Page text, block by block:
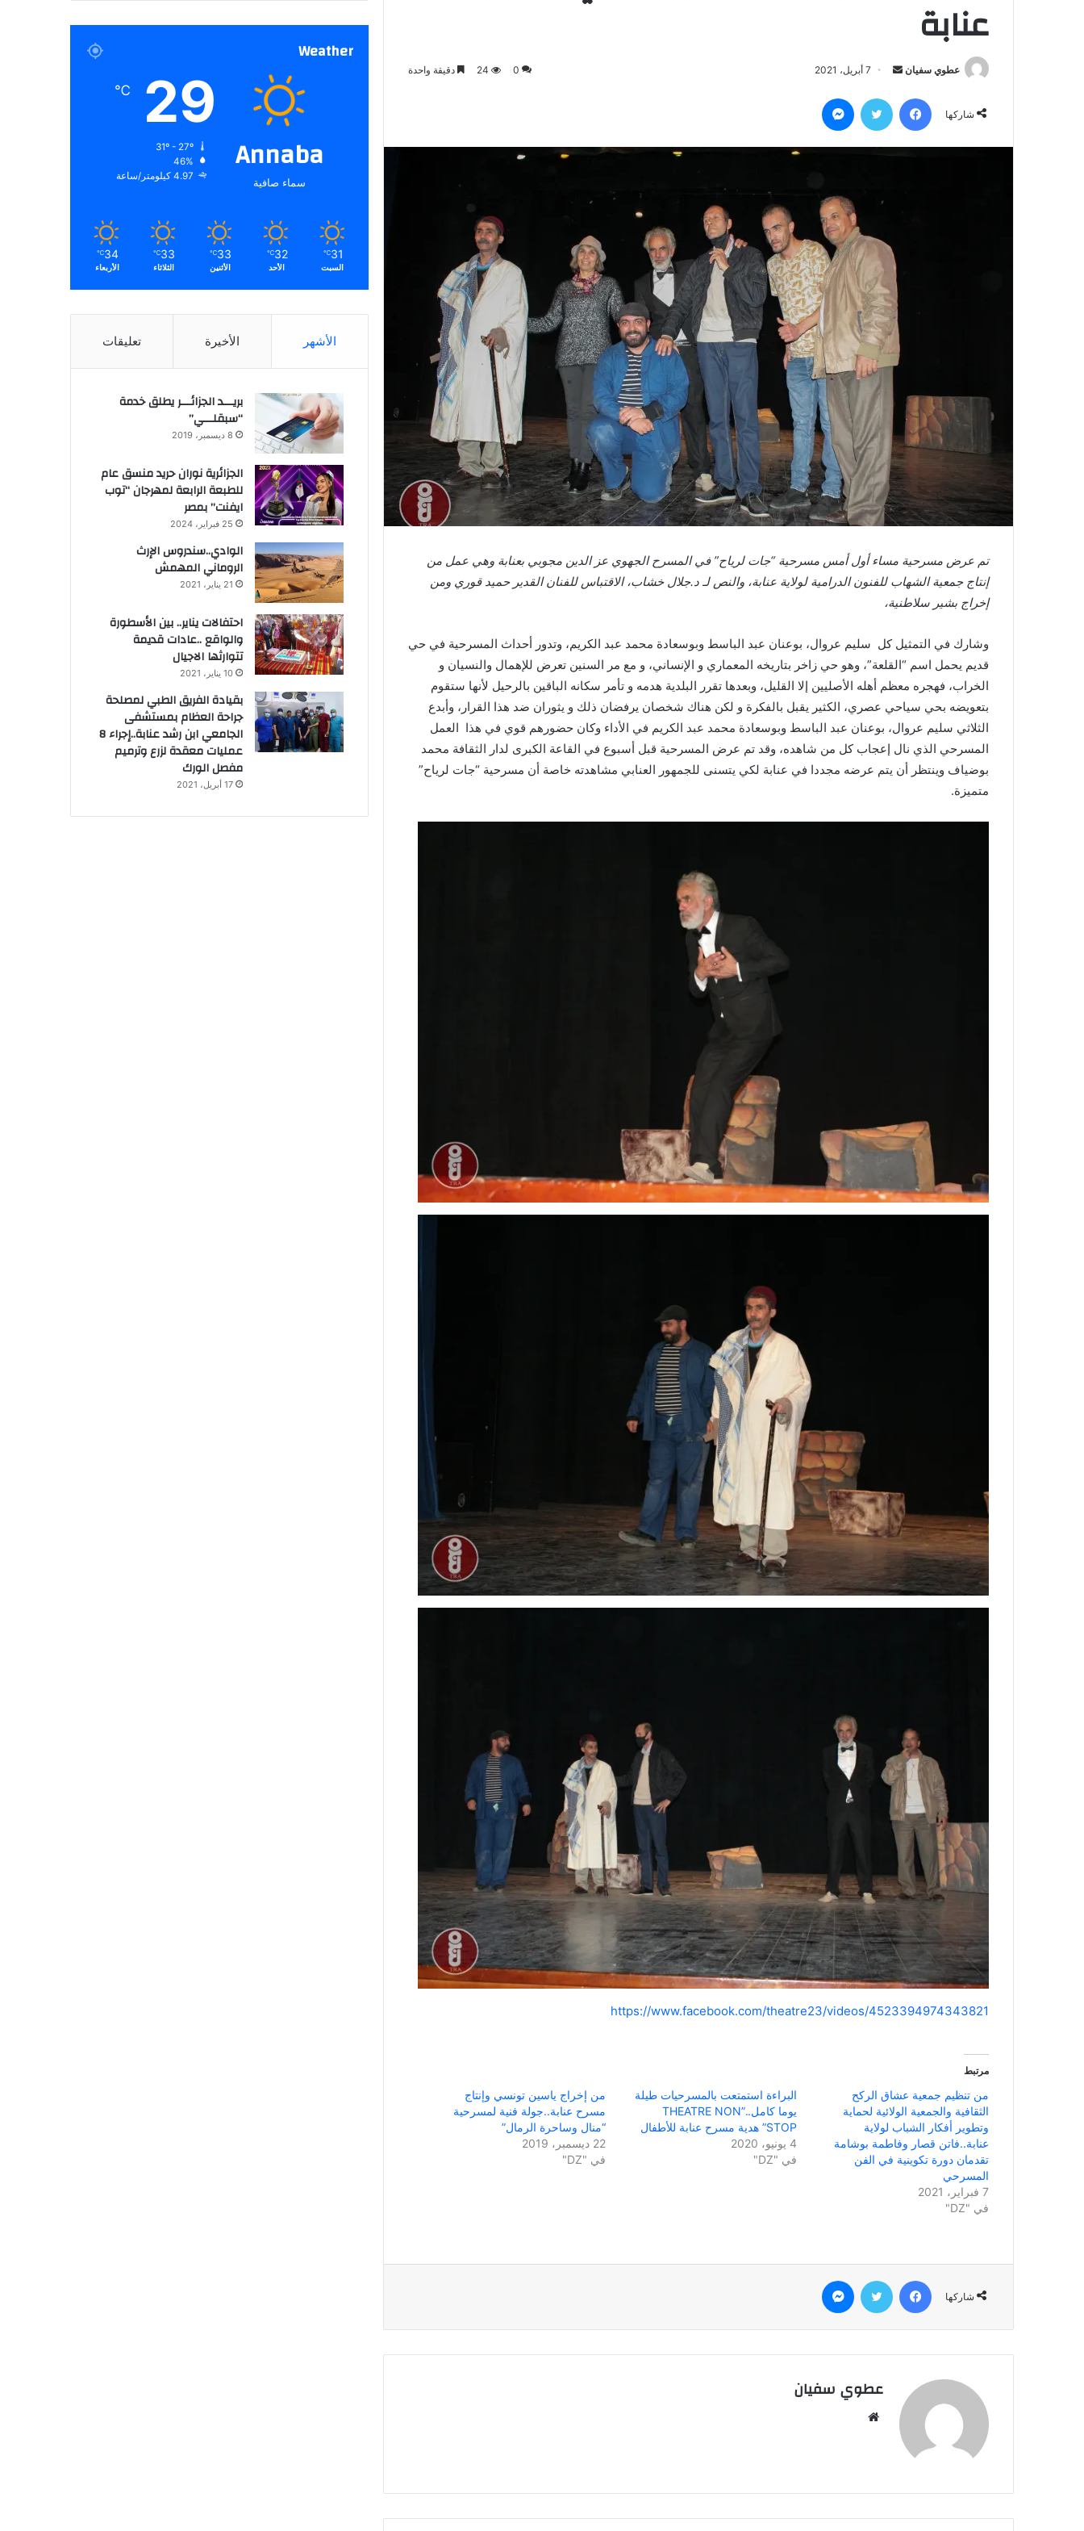
عنابة
عطوي سفيان
أرسل
إلكترونيا
7 أبريل، 2021 0
24 دقيقة واحدة
شاركها
فيسبوك تويتر
تم عرض مسرحية مساء أول أمس مسرحية “جات لرياح” في المسرح الجهوي عز الدين مجوبي بعنابة وهي عمل من
إنتاج جمعية الشهاب للفنون الدرامية لولاية عنابة، والنص لـ د.جلال خشاب، الاقتباس للفنان القدير حميد قوري ومن
إخراج بشير سلاطنية،
وشارك في التمثيل كل سليم عروال، بوعنان عبد الباسط وبوسعادة محمد عبد الكريم، وتدور أحداث المسرحية في حي
قديم يحمل اسم “القلعة”، وهو حي زاخر بتاريخه المعماري و الإنساني، و مع مر السنين تعرض للإهمال والنسيان و
الخراب، فهجره معظم أهله الأصليين إلا القليل، وبعدها تقرر البلدية هدمه و تأمر سكانه الباقين بالرحيل لأنها ستقوم
بتعويضه بحي سياحي عصري، الكثير يقبل بالفكرة و لكن هناك شخصان يرفضان ذلك و يثوران ضد هذا القرار، وأبدع
الثلاثي سليم عروال، بوعنان عبد الباسط وبوسعادة محمد عبد الكريم في الأداء وكان حضورهم قوي في هذا العمل
المسرحي الذي نال إعجاب كل من شاهده، وقد تم عرض المسرحية قبل أسبوع في القاعة الكبرى لدار الثقافة محمد
بوضياف وينتظر أن يتم عرضه مجددا في عنابة لكي يتسنى للجمهور العنابي مشاهدته خاصة أن مسرحية “جات لرياح”
متميزة.
https://www.facebook.com/theatre23/videos/4523394974343821
مرتبط
من تنظيم جمعية عشاق الركح
الثقافية والجمعية الولائية لحماية
وتطوير أفكار الشباب لولاية
عنابة..فاتن قصار وفاطمة بوشامة
تقدمان دورة تكوينية في الفن
المسرحي
7 فبراير، 2021
في "DZ"
البراءة استمتعت بالمسرحيات طيلة
يوما كامل..”THEATRE NON
STOP” هدية مسرح عنابة للأطفال
4 يونيو، 2020
في "DZ"
من إخراج ياسين تونسي وإنتاج
مسرح عنابة..جولة فنية لمسرحية
“منال وساحرة الرمال”
22 ديسمبر، 2019
في "DZ"
شاركها
فيسبوك تويتر
عطوي سفيان
Weather
Annaba
سماء صافية
29
℃
46%
4.97 كيلومتر/ساعة
31
℃
السبت
32
℃
الأحد
33
℃
الأثنين
33
℃
الثلاثاء
34
℃
الأربعاء
الأشهر الأخيرة تعليقات
بريـــد الجزائـــر يطلق خدمة
“سبقلـــي”
8 ديسمبر، 2019
الجزائرية نوران حريد منسق عام
للطبعة الرابعة لمهرجان “توب
ايفنت” بمصر
25 فبراير، 2024
الوادي..سندروس الإرث
الروماني المهمش
21 يناير، 2021
احتفالات يناير.. بين الأسطورة
والواقع ..عادات قديمة
تتوارثها الاجيال
10 يناير، 2021
بقيادة الفريق الطبي لمصلحة
جراحة العظام بمستشفى
الجامعي ابن رشد عنابة..إجراء 8
عمليات معقدة لزرع وترميم
مفصل الورك
17 أبريل، 2021